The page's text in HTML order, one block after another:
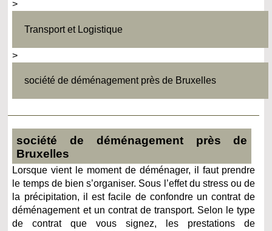
>
Transport et Logistique
>
société de déménagement près de Bruxelles
société de déménagement près de
Bruxelles
Lorsque vient le moment de déménager, il faut prendre
le temps de bien s’organiser. Sous l’effet du stress ou de
la précipitation, il est facile de confondre un contrat de
déménagement et un contrat de transport. Selon le type
de contrat que vous signez, les prestations de